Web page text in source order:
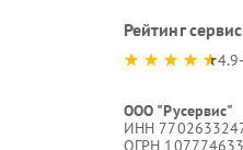
Рейтинг
ООО "Русервис"
ИНН
ОГРН